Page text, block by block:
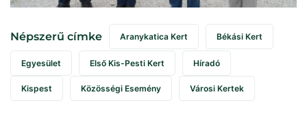
Népszerű címke Aranykatica Kert Békási Kert
Egyesület Első Kis-Pesti Kert Híradó
Kispest Közösségi Esemény Városi Kertek